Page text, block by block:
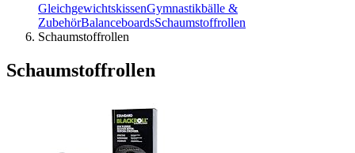
GleichgewichtskissenGymnastikbälle &
ZubehörBalanceboardsSchaumstoffrollen
Schaumstoffrollen
Schaumstoffrollen